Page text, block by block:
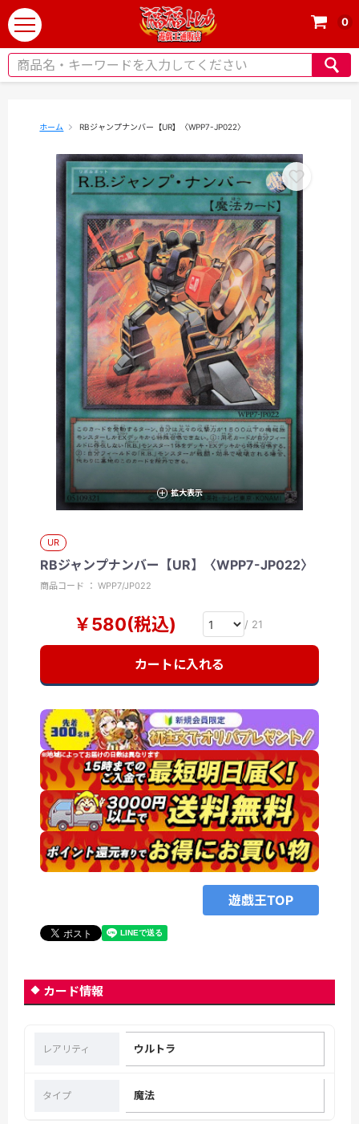
t
o
g
0
ホーム RBジャンプナンバー【UR】〈WPP7-JP022〉
拡大表示
UR
RBジャンプナンバー【UR】〈WPP7-JP022〉
商品コード ： WPP7/JP022
￥580(税込) / 21
カートに入れる
遊戯王TOP
カード情報
レアリティ ウルトラ
タイプ 魔法